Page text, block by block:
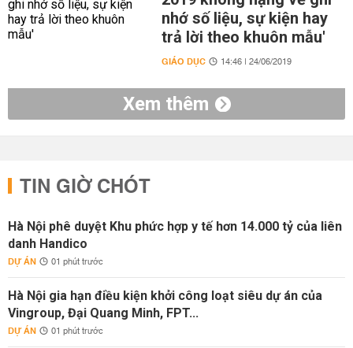
nhớ số liệu, sự kiện hay
trả lời theo khuôn mẫu'
GIÁO DỤC 14:46 | 24/06/2019
Xem thêm
TIN GIỜ CHÓT
Hà Nội phê duyệt Khu phức hợp y tế hơn 14.000 tỷ của liên
danh Handico
DỰ ÁN 01 phút trước
Hà Nội gia hạn điều kiện khởi công loạt siêu dự án của
Vingroup, Đại Quang Minh, FPT...
DỰ ÁN 01 phút trước